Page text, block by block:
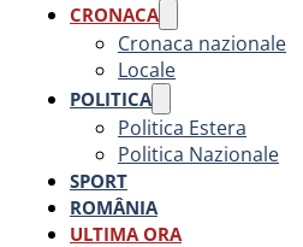
CRONACA
Cronaca nazionale
Locale
POLITICA
Politica Estera
Politica Nazionale
SPORT
ROMÂNIA
ULTIMA ORA